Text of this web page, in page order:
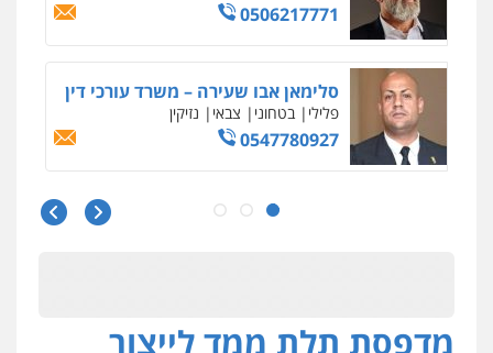
0506217771
סלימאן אבו שעירה – משרד עורכי דין
פלילי בטחוני צבאי נזיקין
0547780927
עו"ד אסף גונן
מעצרים
גל דהן – משרד עורך דין פלילי
מדפסת תלת ממד לייצור